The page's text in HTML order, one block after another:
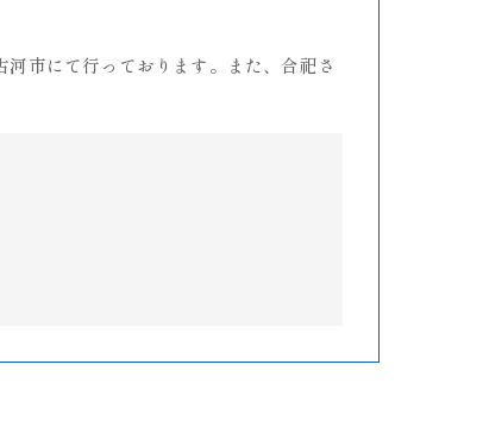
市にて行っております。また、合祀さ